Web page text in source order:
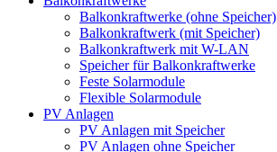
Balkonkraftwerke (ohne Speicher)
Balkonkraftwerk (mit Speicher)
Balkonkraftwerk mit W-LAN
Speicher für Balkonkraftwerke
Feste Solarmodule
Flexible Solarmodule
PV Anlagen
PV Anlagen mit Speicher
PV Anlagen ohne Speicher